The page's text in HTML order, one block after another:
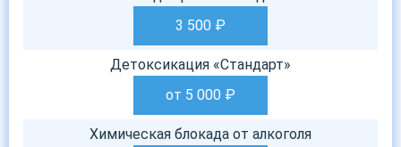
3 500 ₽
Детоксикация «Стандарт»
от 5 000 ₽
Химическая блокада от алкоголя